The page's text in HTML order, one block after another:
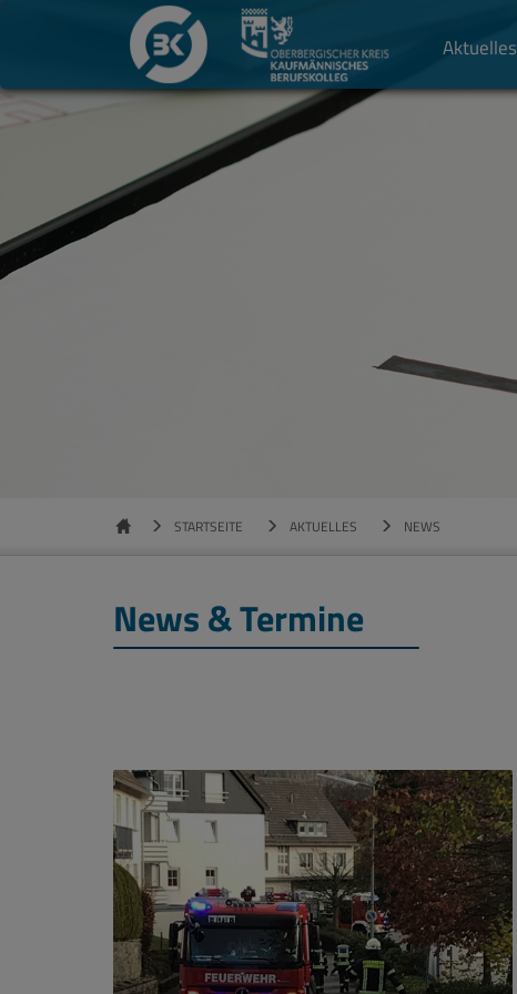
Aktuelles
STARTSEITE AKTUELLES NEWS
News & Termine